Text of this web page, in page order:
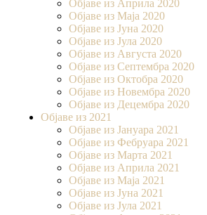
Објаве из Априла 2020
Објаве из Маја 2020
Објаве из Јуна 2020
Објаве из Јула 2020
Објаве из Августа 2020
Објаве из Септембра 2020
Објаве из Октобра 2020
Објаве из Новембра 2020
Објаве из Децембра 2020
Објаве из 2021
Објаве из Јануара 2021
Објаве из Фебруара 2021
Објаве из Марта 2021
Објаве из Априла 2021
Објаве из Маја 2021
Објаве из Јуна 2021
Објаве из Јула 2021